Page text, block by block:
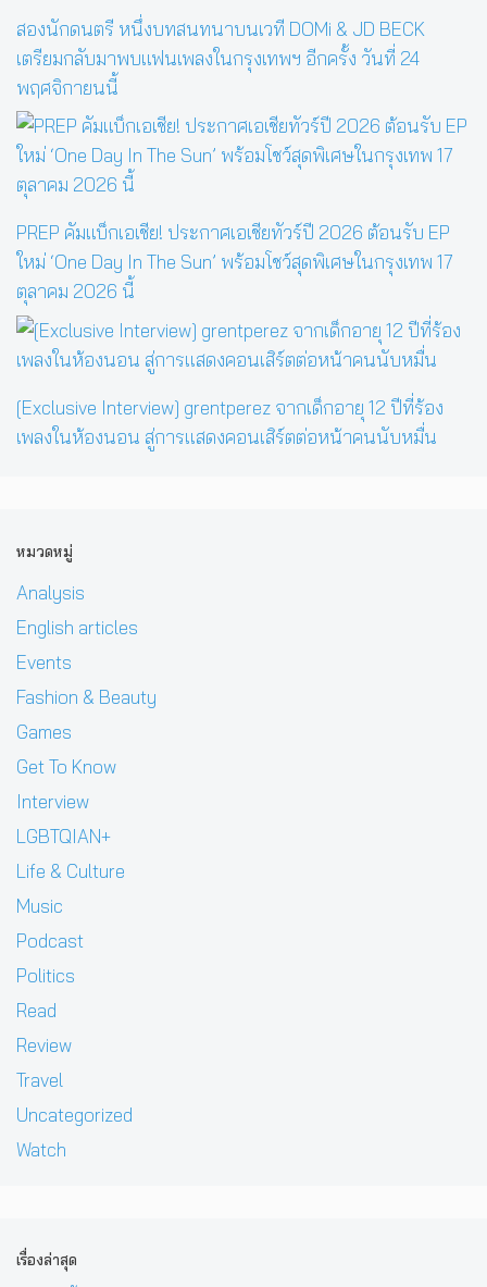
สองนักดนตรี หนึ่งบทสนทนาบนเวที DOMi & JD BECK
เตรียมกลับมาพบแฟนเพลงในกรุงเทพฯ อีกครั้ง วันที่ 24
พฤศจิกายนนี้
PREP คัมแบ็กเอเชีย! ประกาศเอเชียทัวร์ปี 2026 ต้อนรับ EP
ใหม่ ‘One Day In The Sun’ พร้อมโชว์สุดพิเศษในกรุงเทพ 17
ตุลาคม 2026 นี้
[Exclusive Interview] grentperez จากเด็กอายุ 12 ปีที่ร้อง
เพลงในห้องนอน สู่การแสดงคอนเสิร์ตต่อหน้าคนนับหมื่น
หมวดหมู่
Analysis
English articles
Events
Fashion & Beauty
Games
Get To Know
Interview
LGBTQIAN+
Life & Culture
Music
Podcast
Politics
Read
Review
Travel
Uncategorized
Watch
เรื่องล่าสุด